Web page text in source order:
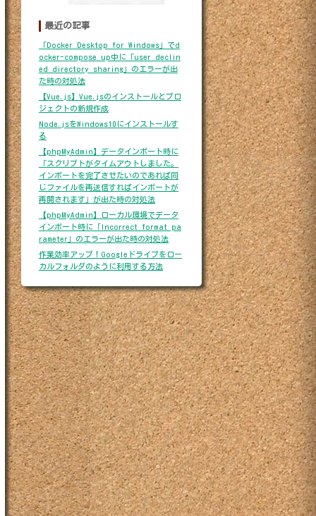
最近の記事
「Docker Desktop for Windows」でd
ocker-compose up中に「user declin
ed directory sharing」のエラーが出
た時の対処法
【Vue.js】Vue.jsのインストールとプロ
ジェクトの新規作成
Node.jsをWindows10にインストールす
る
【phpMyAdmin】データインポート時に
「スクリプトがタイムアウトしました。
インポートを完了させたいのであれば同
じファイルを再送信すればインポートが
再開されます」が出た時の対処法
【phpMyAdmin】ローカル環境でデータ
インポート時に「Incorrect format pa
rameter」のエラーが出た時の対処法
作業効率アップ！Googleドライブをロー
カルフォルダのように利用する方法